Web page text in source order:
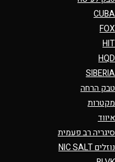
CUBA
FOX
HIT
HQD
SIBERIA
טבק הרחה
מקטרות
איווד
סיגריה רב פעמית
נוזלים NIC SALT